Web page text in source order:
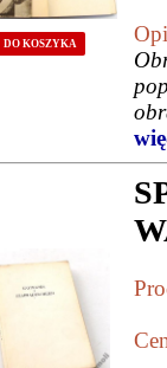
DO KOSZYKA